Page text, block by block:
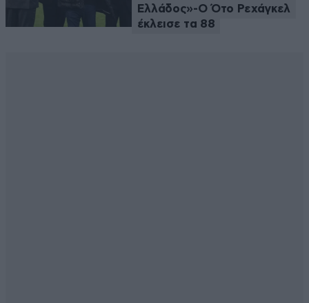
Ελλάδος»-Ο Ότο Ρεχάγκελ
έκλεισε τα 88